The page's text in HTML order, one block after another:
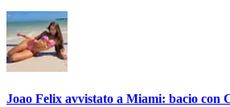
Joao Felix avvistato a Miami: bacio con